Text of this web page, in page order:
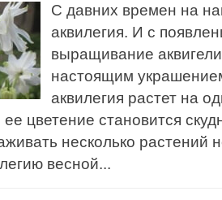
С давних времен на
аквилегия. И с
выращивание
настоящим
аквилегия растет на
цветение становится
несколько растений
весной...